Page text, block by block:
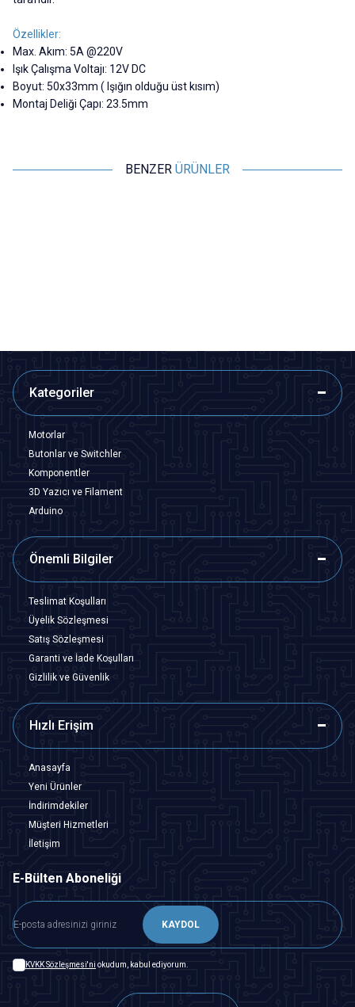
Özellikler:
Max. Akım: 5A @220V
Işık Çalışma Voltajı: 12V DC
Boyut: 50x33mm ( Işığın olduğu üst kısım)
Montaj Deliği Çapı: 23.5mm
BENZER ÜRÜNLER
Kategoriler
Motorlar
Butonlar ve Switchler
Komponentler
3D Yazıcı ve Filament
Arduino
Önemli Bilgiler
Teslimat Koşulları
Üyelik Sözleşmesi
Satış Sözleşmesi
Garanti ve İade Koşulları
Gizlilik ve Güvenlik
Hızlı Erişim
Anasayfa
Yeni Ürünler
İndirimdekiler
Müşteri Hizmetleri
İletişim
E-Bülten Aboneliği
KAYDOL
KVKK Sözleşmesi'ni okudum, kabul ediyorum.